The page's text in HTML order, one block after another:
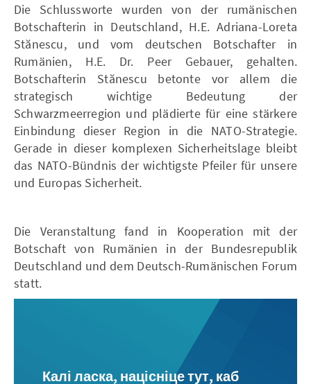
Die Schlussworte wurden von der rumänischen
Botschafterin in Deutschland, H.E. Adriana-Loreta
Stănescu, und vom deutschen Botschafter in
Rumänien, H.E. Dr. Peer Gebauer, gehalten.
Botschafterin Stănescu betonte vor allem die
strategisch wichtige Bedeutung der
Schwarzmeerregion und plädierte für eine stärkere
Einbindung dieser Region in die NATO-Strategie.
Gerade in dieser komplexen Sicherheitslage bleibt
das NATO-Bündnis der wichtigste Pfeiler für unsere
und Europas Sicherheit.
Die Veranstaltung fand in Kooperation mit der
Botschaft von Rumänien in der Bundesrepublik
Deutschland und dem Deutsch-Rumänischen Forum
statt.
Калі ласка, націсніце тут, каб